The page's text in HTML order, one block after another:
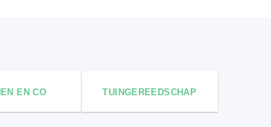
EN CO TUINGEREEDSCHAP